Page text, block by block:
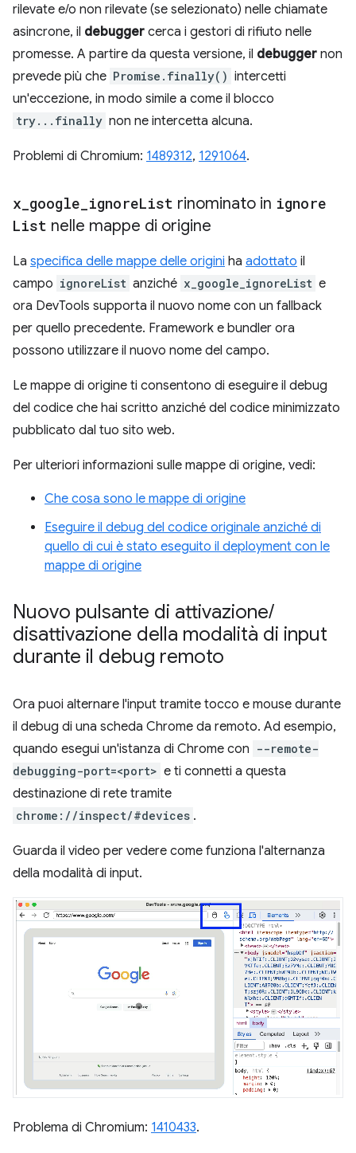
rilevate e/o non rilevate (se selezionato) nelle chiamate
asincrone, il debugger cerca i gestori di rifiuto nelle
promesse. A partire da questa versione, il debugger non
prevede più che Promise.finally() intercetti
un'eccezione, in modo simile a come il blocco
try...finally non ne intercetta alcuna.
Problemi di Chromium: 1489312, 1291064.
x google ignoreList rinominato in ignore
List nelle mappe di origine
La specifica delle mappe delle origini ha adottato il
campo ignoreList anziché x_google_ignoreList e
ora DevTools supporta il nuovo nome con un fallback
per quello precedente. Framework e bundler ora
possono utilizzare il nuovo nome del campo.
Le mappe di origine ti consentono di eseguire il debug
del codice che hai scritto anziché del codice minimizzato
pubblicato dal tuo sito web.
Per ulteriori informazioni sulle mappe di origine, vedi:
Che cosa sono le mappe di origine
Eseguire il debug del codice originale anziché di
quello di cui è stato eseguito il deployment con le
mappe di origine
Nuovo pulsante di attivazione/
disattivazione della modalità di input
durante il debug remoto
Ora puoi alternare l'input tramite tocco e mouse durante
il debug di una scheda Chrome da remoto. Ad esempio,
quando esegui un'istanza di Chrome con --remote-
debugging-port=<port> e ti connetti a questa
destinazione di rete tramite
chrome://inspect/#devices .
Guarda il video per vedere come funziona l'alternanza
della modalità di input.
Problema di Chromium: 1410433.